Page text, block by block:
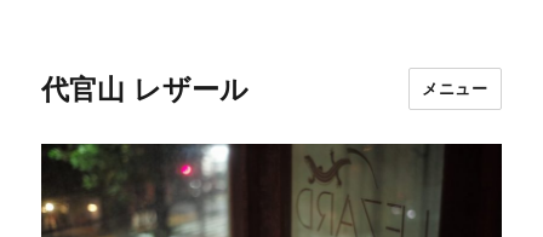
代官山 レザール メニュー